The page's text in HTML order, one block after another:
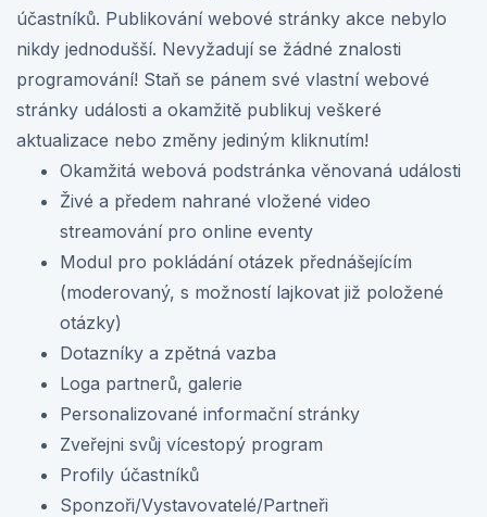
účastníků. Publikování webové stránky akce nebylo
nikdy jednodušší. Nevyžadují se žádné znalosti
programování! Staň se pánem své vlastní webové
stránky události a okamžitě publikuj veškeré
aktualizace nebo změny jediným kliknutím!
Okamžitá webová podstránka věnovaná události
Živé a předem nahrané vložené video
streamování pro online eventy
Modul pro pokládání otázek přednášejícím
(moderovaný, s možností lajkovat již položené
otázky)
Dotazníky a zpětná vazba
Loga partnerů, galerie
Personalizované informační stránky
Zveřejni svůj vícestopý program
Profily účastníků
Sponzoři/Vystavovatelé/Partneři